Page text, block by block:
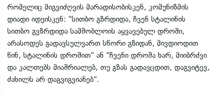
რომელიც მიგვიძღვის მარადისობისკენ, კომუნიზმის
დიადი იდეისკენ: "სითბო გზრდიდა, ჩვენ სტალინის
სითბო გვზრდიდა სამშობლოის აყვავებულ დროში,
არასოდეს გადავსულვართ სწორი გზიდან, მივდიოდით
წინ, სტალინის დროშით" ან "ჩვენი დროშა ხარ, მიიბრძვი
და კალთებს მიაშრიალებ, თუ გზას გადავცდით, დაგვიტევ,
ძახილს არ დაგვიგვიანებ".